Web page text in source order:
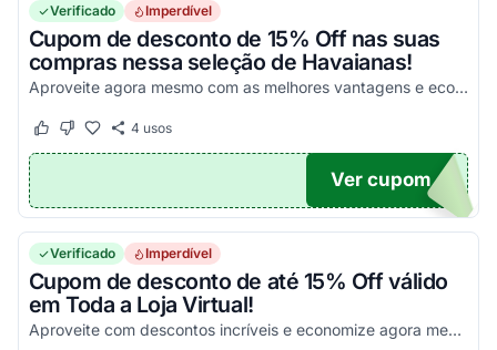
Verificado Imperdível
Cupom de desconto de 15% Off nas suas
compras nessa seleção de Havaianas!
Aproveite agora mesmo com as melhores vantagens e economize em todas as suas compras!
Este cupom funcionou
Este cupom não funcionou
4 usos
AS15
Ver cupom
Verificado Imperdível
Cupom de desconto de até 15% Off válido
em Toda a Loja Virtual!
Aproveite com descontos incríveis e economize agora mesmo nessa Black Friday eFácil!